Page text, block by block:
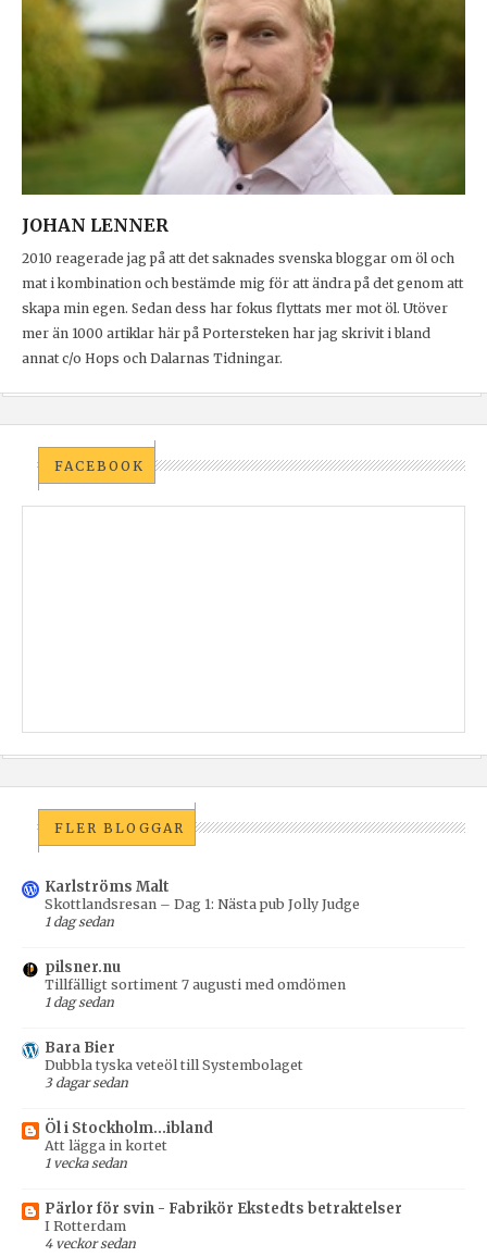
JOHAN LENNER
2010 reagerade jag på att det saknades svenska bloggar om öl och
mat i kombination och bestämde mig för att ändra på det genom att
skapa min egen. Sedan dess har fokus flyttats mer mot öl. Utöver
mer än 1000 artiklar här på Portersteken har jag skrivit i bland
annat c/o Hops och Dalarnas Tidningar.
FACEBOOK
FLER BLOGGAR
Karlströms Malt
Skottlandsresan – Dag 1: Nästa pub Jolly Judge
1 dag sedan
pilsner.nu
Tillfälligt sortiment 7 augusti med omdömen
1 dag sedan
Bara Bier
Dubbla tyska veteöl till Systembolaget
3 dagar sedan
Öl i Stockholm...ibland
Att lägga in kortet
1 vecka sedan
Pärlor för svin - Fabrikör Ekstedts betraktelser
I Rotterdam
4 veckor sedan